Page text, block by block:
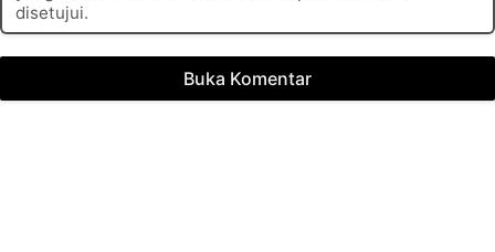
disetujui.
Buka Komentar